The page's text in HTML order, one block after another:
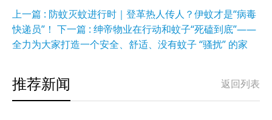
上一篇 : 防蚊灭蚊进行时｜登革热人传人？伊蚊才是“病毒
快递员”！ 下一篇 : 绅帝物业在行动和蚊子“死磕到底”——
全力为大家打造一个安全、舒适、没有蚊子 “骚扰” 的家
返回列表
推荐新闻